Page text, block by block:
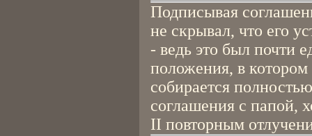
Подписывая
не скрывал, что его
- ведь это был почти
положения, в котором
собирается
соглашения с папой,
II повторным